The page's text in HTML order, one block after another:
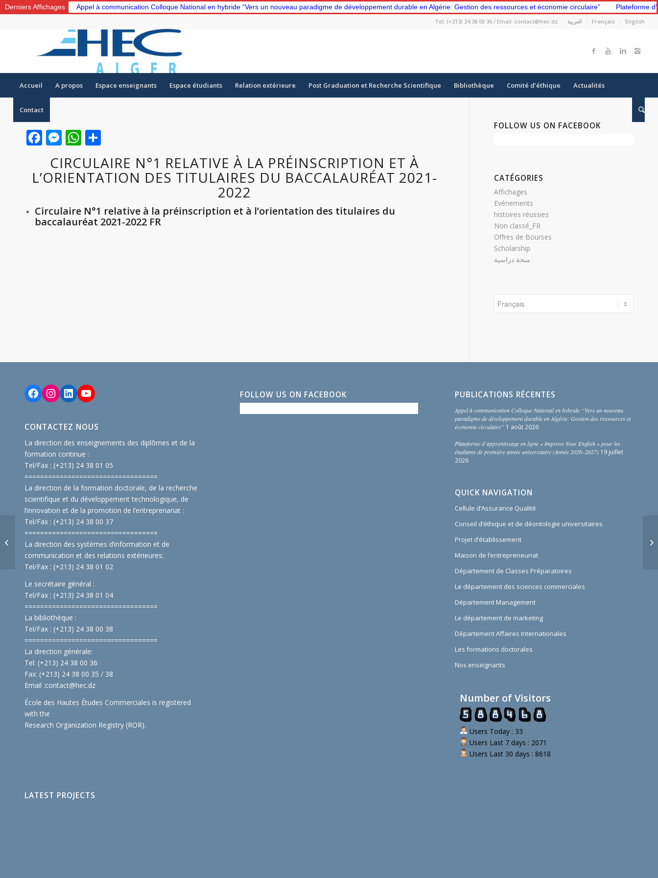
Derniers Affichages Appel à communication Colloque National en hybride “Vers un nouveau paradigme de développement durable en Algérie: Gestion des ressources et économie circulaire” Plateforme
العربية Français English
Tel: (+213) 24 38 00 36 / Email :contact@hec.dz
Accueil A propos Espace enseignants Espace étudiants Relation extérieure Post Graduation et Recherche Scientifique Bibliothèque Comité d’éthique Actualités
Contact
Facebook
Messenger
WhatsApp
CIRCULAIRE N°1 RELATIVE À LA PRÉINSCRIPTION ET À
L’ORIENTATION DES TITULAIRES DU BACCALAURÉAT 2021-
2022
Circulaire N°1 relative à la préinscription et à l’orientation des titulaires du
baccalauréat 2021-2022 FR
FOLLOW US ON FACEBOOK
CATÉGORIES
Affichages
Evénements
histoires réussies
Non classé_FR
Offres de Bourses
Scholarship
منحة دراسية
Choisir
une
Facebook
Instagram
LinkedIn
YouTube
CONTACTEZ NOUS
La direction des enseignements des diplômes et de la
formation continue :
Tel/Fax : (+213) 24 38 01 05
==================================
La direction de la formation doctorale, de la recherche
scientifique et du développement technologique, de
l’innovation et de la promotion de l’entreprenariat :
Tel/Fax : (+213) 24 38 00 37
==================================
La direction des systèmes d’information et de
communication et des relations extérieures:
Tel/Fax : (+213) 24 38 01 02
Le secrétaire général :
Tel/Fax : (+213) 24 38 01 04
==================================
La bibliothèque :
Tel/Fax : (+213) 24 38 00 38
==================================
La direction générale:
Tel: (+213) 24 38 00 36
Fax: (+213) 24 38 00 35 / 38
Email :contact@hec.dz
École des Hautes Études Commerciales is registered
with the
Research Organization Registry (ROR).
LATEST PROJECTS
FOLLOW US ON FACEBOOK PUBLICATIONS RÉCENTES
Appel à communication Colloque National en hybride “Vers un nouveau
paradigme de développement durable en Algérie: Gestion des ressources et
économie circulaire” 1 août 2026
Plateforme d’apprentissage en ligne « Improve Your English » pour les
étudiants de première année universitaire (Année 2026–2027) 19 juillet
2026
QUICK NAVIGATION
Cellule d’Assurance Qualité
Conseil d’éthique et de déontologie universitaires
Projet d’établissement
Maison de l’entrepreneuriat
Département de Classes Préparatoires
Le département des sciences commerciales
Département Management
Le département de marketing
Département Affaires Internationales
Les formations doctorales
Nos enseignants
Number of Visitors
Users Today : 33
Users Last 7 days : 2071
Users Last 30 days : 8618
Journées Portes
Ouvertes, 24, 25 ET 26
juillet